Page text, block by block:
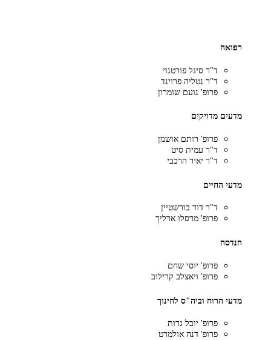
רפואה
ד"ר סיגל פורטנוי
ד"ר נטליה פרוינד
פרופ' נועם שומרון
מדעים מדויקים
פרופ' רותם אושמן
ד"ר עמית סיט
ד"ר יאיר הרכבי
מדעי החיים
ד"ר דוד בורשטיין
פרופ' מרסלו ארליך
הנדסה
פרופ' יוסי שחם
פרופ' ויאצלב קרילוב
מדעי הרוח וביה"ס לחינוך
פרופ' יובל גדות
פרופ' דנה אולמרט